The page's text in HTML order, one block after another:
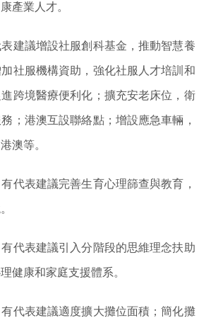
產業人才。
建議增設社服創科基金，推動智慧養
社服機構資助，強化社服人才培訓和
跨境醫療便利化；擴充安老床位，衛
；港澳互設聯絡點；增設應急車輛，
澳等。
代表建議完善生育心理篩查與教育，
代表建議引入分階段的思維理念扶助
健康和家庭支援體系。
代表建議適度擴大攤位面積；簡化攤